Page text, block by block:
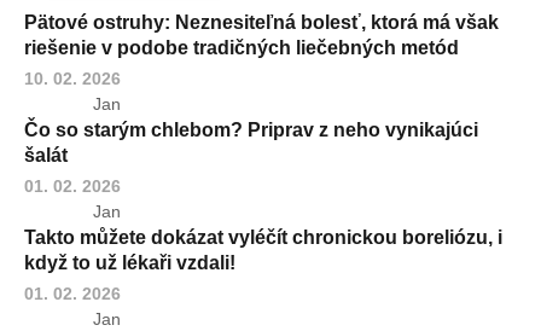
Pätové ostruhy: Neznesiteľná bolesť, ktorá má však
riešenie v podobe tradičných liečebných metód
10. 02. 2026
Jan
Čo so starým chlebom? Priprav z neho vynikajúci
šalát
01. 02. 2026
Jan
Takto můžete dokázat vyléčít chronickou boreliózu, i
když to už lékaři vzdali!
01. 02. 2026
Jan